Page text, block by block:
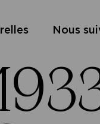
Nous